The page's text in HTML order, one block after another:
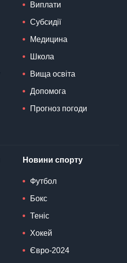
Виплати
Субсидії
Медицина
Школа
Вища освіта
Допомога
Прогноз погоди
Новини спорту
Футбол
Бокс
Теніс
Хокей
Євро-2024